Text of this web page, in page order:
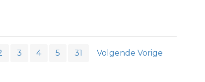
3 4 5 31 Volgende Vorige